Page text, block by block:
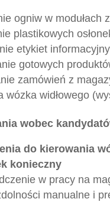
ogniw w modułach
plastikowych
etykiet
gotowych
zamówień z
wózka widłowego
wobec
do kierowania
konieczny
w pracy na
manualne i